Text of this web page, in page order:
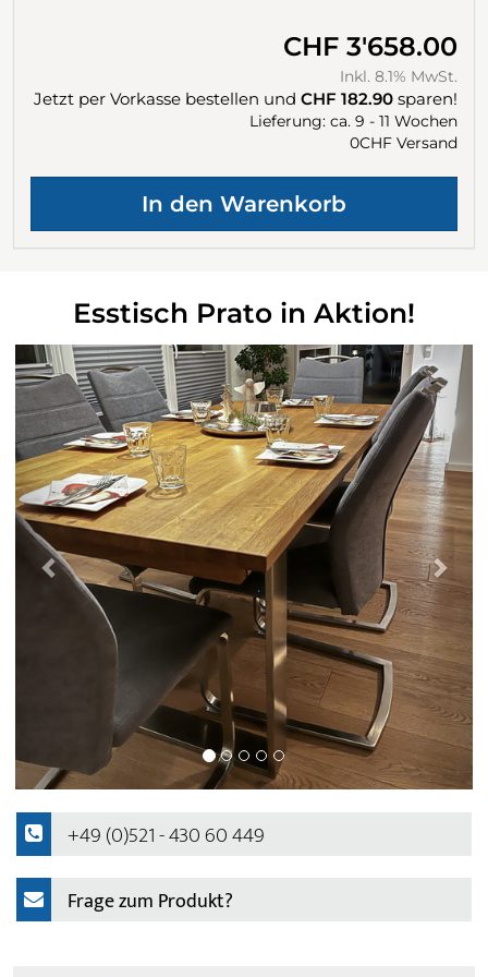
CHF 3'658.00
Inkl. 8.1% MwSt.
Jetzt per Vorkasse bestellen und CHF 182.90 sparen!
Lieferung: ca. 9 - 11 Wochen
0CHF Versand
Esstisch Prato in Aktion!
+49 (0)521 - 430 60 449
Frage zum Produkt?